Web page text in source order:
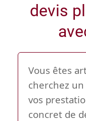
devis
Vous êtes
cherchez
vos
concret de